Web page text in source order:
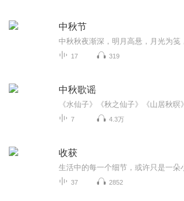
中秋节
17 319
中秋歌谣
7 4.3万
收获
37 2852